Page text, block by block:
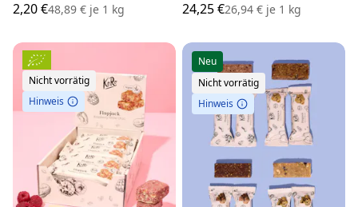
2,20 €48,89 € je 1 kg 24,25 €26,94 € je 1 kg
Nicht vorrätig
Hinweis
Neu
Nicht vorrätig
Hinweis